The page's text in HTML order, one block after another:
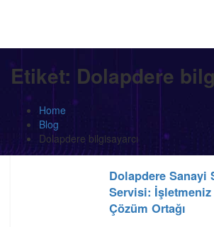
Etiket: Dolapdere
Home
Blog
Dolapdere bilgisayarcı
Dolapdere
Servisi:
Çözüm Ortağı